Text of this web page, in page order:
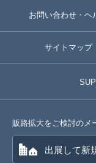
お問い合わせ・ヘ
サイトマップ
販路拡大をご検討のメ
出展して新